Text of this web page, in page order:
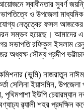
আয়োজনে স্বাধীনতার সুবর্ণ
ও উপজেলা মাধ্যমিক
নেতৃত্বের ফসল আজকের
সম্ভব হয়েছে। আমাদের এ
সভাপতি রফিকুল ইসলাম
অধ্যক্ষ সৌম্য প্রদীপ
(ভুমি) নাজরাতুন
সেলিনা ইয়াসমিন,
ইউপি চেয়ারম্যান
র‌্যালী শহর প্রদক্ষিন